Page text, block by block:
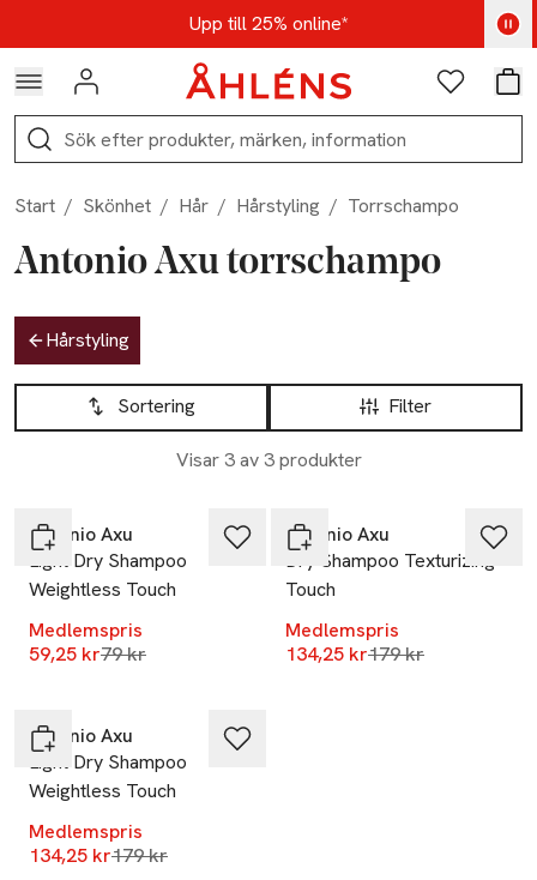
Hoppa till navigationsmenynUpp till 25% online*
Kod: AUG25 - Shoppa nu
Logga in Favoriter
Sök
Start / Skönhet / Hår / Hårstyling / Torrschampo
Antonio Axu torrschampo
Hoppa till produktsidan
Hårstyling
Hoppa till produktsidan
Filter
Sortering
Visar 3 av 3 produkter
Lista över produkter
Antonio Axu
Light Dry Shampoo
Weightless Touch
Medlemspris
59,25 krLägsta pris 30 dagar
79 kr
Antonio Axu
Dry Shampoo Texturizing
Touch
Medlemspris
134,25 krLägsta pris 30
179 kr
Antonio Axu
Light Dry Shampoo
Weightless Touch
Medlemspris
134,25 krLägsta pris 30 dagar
179 kr